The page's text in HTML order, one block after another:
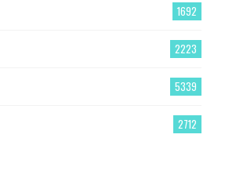
1692
2223
5339
2712